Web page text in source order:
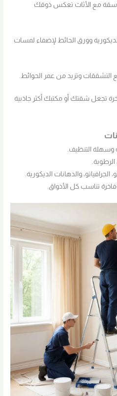
مع الأثاث تعكس ذوقك
وورق الحائط لإضفاء لمسات
التشققات وتزيد من عمر الحوائط.
تجعل شقتك أو مكتبك أكثر جاذبية
وسهلة التنظيف.
والدهانات الديكورية.
تناسب كل الأذواق.